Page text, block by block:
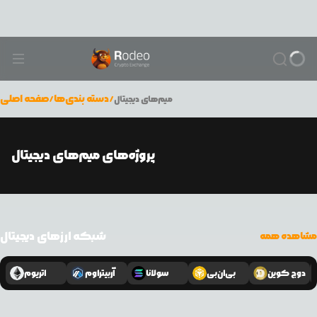
صفحه اصلی/دسته بندی‌ها/میم‌های دیجیتال
پروژه‌های میم‌های دیجیتال
شبکه ارزهای دیجیتال مشاهده همه
اتریوم آربیتراوم سولانا بی‌ان‌بی دوج کوین